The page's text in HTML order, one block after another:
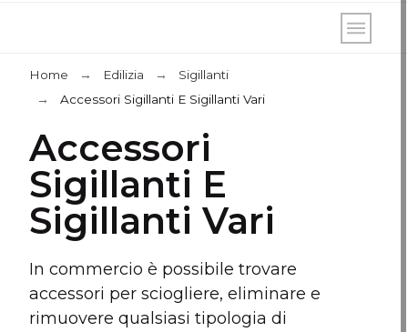
Home Edilizia
Sigillanti
Accessori Sigillanti E Sigillanti Vari
Accessori
Sigillanti E
Sigillanti Vari
In commercio è possibile trovare
accessori per sciogliere, eliminare e
rimuovere qualsiasi tipologia di